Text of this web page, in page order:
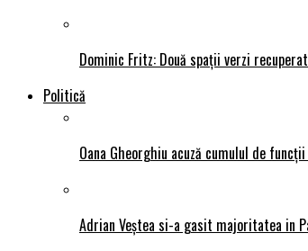
Dominic Fritz: Două spații verzi
Politică
Oana Gheorghiu acuză cumulul de
Adrian Veștea si-a gasit majoritatea in